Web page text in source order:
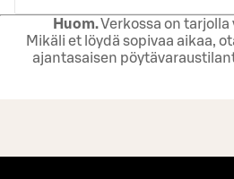
Huom.Verkossa on tarjolla
Mikäli et löydä sopivaa aikaa,
ajantasaisen